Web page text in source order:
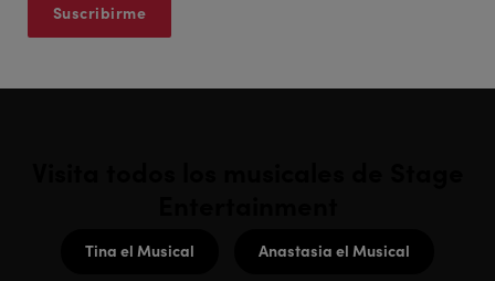
Tina el Musical Anastasia el Musical